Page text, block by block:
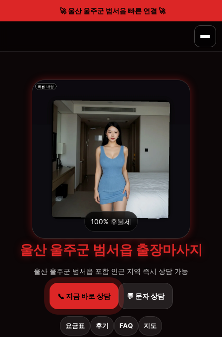
🚀 울산 울주군 범서읍 빠른 연결 🚀
100% 후불제
울산 울주군 범서읍 출장마사지
울산 울주군 범서읍 포함 인근 지역 즉시 상담 가능
📞 지금 바로 상담 💬 문자 상담
요금표 후기 FAQ 지도